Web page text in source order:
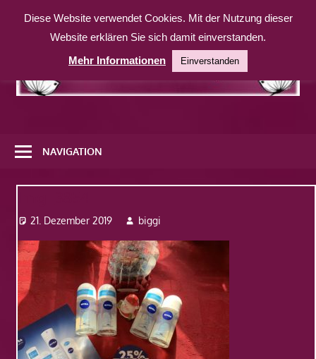
Inhalt
weitere
Website
NAVIGATION
21. Dezember 2019 biggi
Diese Website verwendet Cookies. Mit der Nutzung dieser
Website erklären Sie sich damit einverstanden.
Mehr Informationen
Einverstanden